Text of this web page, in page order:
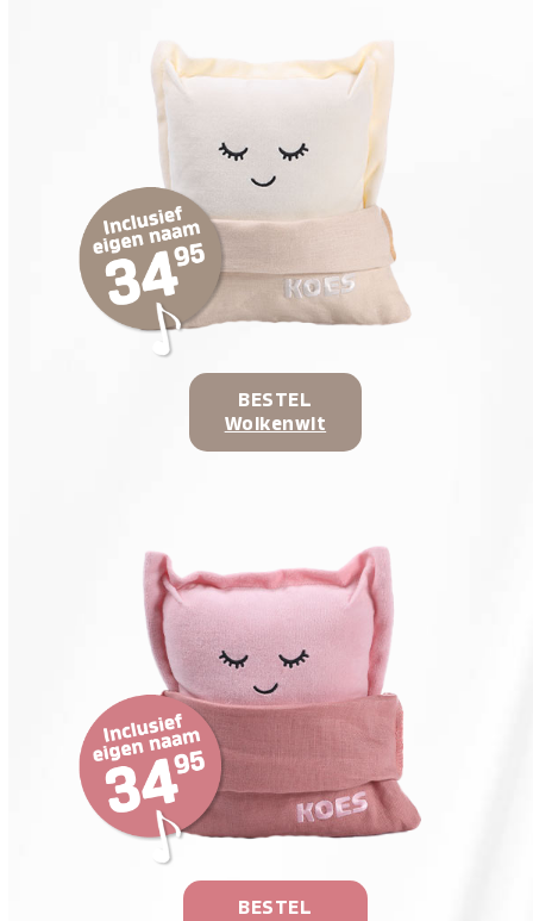
BESTEL
Wolkenwit
BESTEL